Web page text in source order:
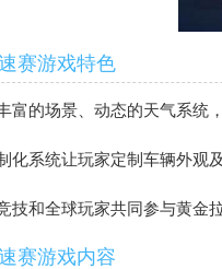
赛游戏特色
富的场景、动态的天气系统
化系统让玩家定制车辆外观
技和全球玩家共同参与黄金
赛游戏内容